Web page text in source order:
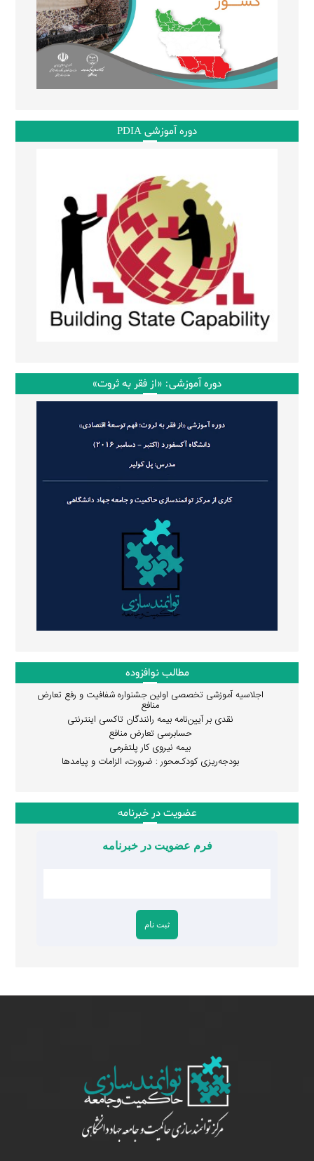
دوره آموزشی PDIA
دوره آموزشی: «از فقر به ثروت»
مطالب نوافزوده
اجلاسیه آموزشی تخصصی اولین جشنواره شفافیت و رفع تعارض
منافع
نقدی بر آیین‌نامه بیمه رانندگان تاکسی اینترنتی
حسابرسی تعارض منافع
بیمه نیروی کار پلتفرمی
بودجه‌ریزی کودک‌محور : ضرورت، الزامات و پیامدها
عضویت در خبرنامه
فرم عضویت در خبرنامه